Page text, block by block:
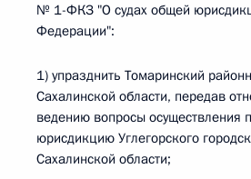
№ 1-ФКЗ "О судах общей
Федерации":
1) упразднить Томаринский
Сахалинской области, передав
ведению вопросы осуществления
юрисдикцию Углегорского
Сахалинской области;